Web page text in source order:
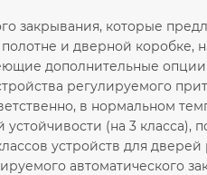
закрывания, которые
и дверной коробке,
дополнительные
регулируемого
в нормальном
(на 3 класса),
устройств для
автоматического